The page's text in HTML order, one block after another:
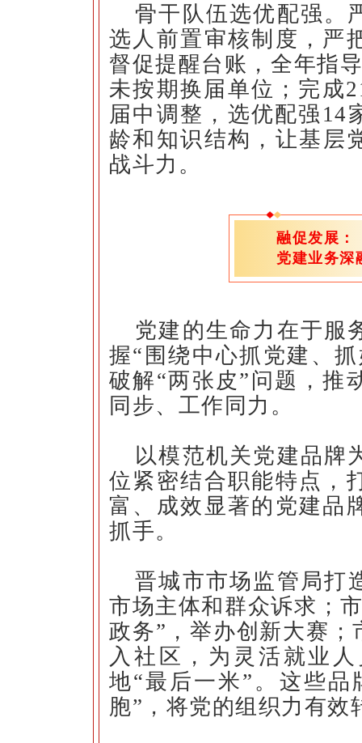
骨干队伍选优配强。
选人前置审核制度，严
督促提醒台账，全年指
未按期换届单位；完成
届中调整，选优配强14
龄和知识结构，让基层
战斗力。
融促发
党建业务深
党建的生命力在于服
握“围绕中心抓党建、
破解“两张皮”问题，推
同步、工作同力。
以模范机关党建品牌
位紧密结合职能特点，
富、成效显著的党建品
抓手。
晋城市市场监管局打
市场主体和群众诉求；
政务”，举办创新大赛
入社区，为灵活就业
地“最后一米”。这些
胞”，将党的组织力有效